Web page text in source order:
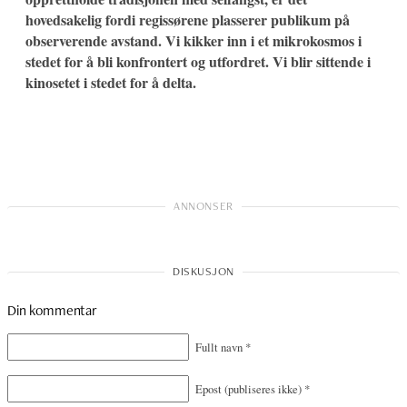
hovedsakelig fordi regissørene plasserer publikum på
observerende avstand. Vi kikker inn i et mikrokosmos i
stedet for å bli konfrontert og utfordret. Vi blir sittende i
kinosetet i stedet for å delta.
Din kommentar
Fullt navn *
Epost(publiseres ikke) *